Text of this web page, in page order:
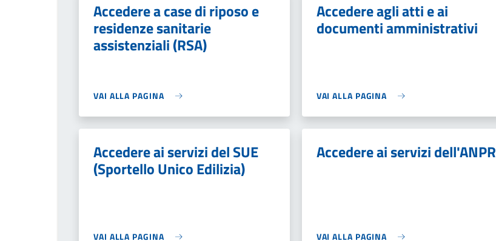
Accedere a case di riposo e
residenze sanitarie
assistenziali (RSA)
VAI ALLA PAGINA
Accedere agli atti e ai
documenti amministrativi
VAI ALLA PAGINA
Accedere ai servizi del SUE
(Sportello Unico Edilizia)
VAI ALLA PAGINA
Accedere ai servizi dell'ANPR
VAI ALLA PAGINA